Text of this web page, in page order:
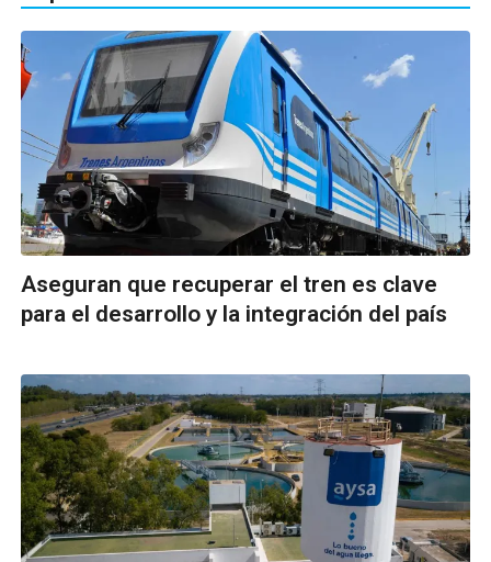
Aseguran que recuperar el tren es clave
para el desarrollo y la integración del país